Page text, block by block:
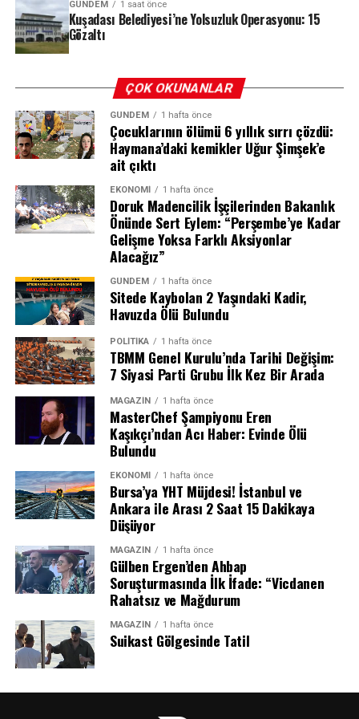
doldurmuş olup da 15 yaşını doldurmamış çocuklar,
fiilin hukuki anlam ve sonuçlarını algılayamaması veya
davranışlarını yönlendirme yeteneğinin yeterince
gelişmemiş olması halinde ceza sorumluluğu
taşımayacak. Ancak bu kişiler hakkında çocuklara özgü
güvenlik tedbirlerine hükmolunacak.
Fiilin hukuki anlam ve sonuçlarını algılama ve
davranışlarını yönlendirme yeteneğinin varlığı halinde
ise ceza rejimi suçun ağırlığına göre belirlenecek:
· Ağırlaştırılmış müebbet gerektiren suçlarda: 13 yıldan
18 yıla kadar hapis
· Müebbet hapis gerektiren suçlarda: 10 yıldan 12 yıla
kadar hapis
· Diğer cezaların yarısı indirilecek ve her fiil için verilecek
hapis cezası 9 yılı geçemeyecek
REKLAM
Terör Örgütleriyle Mücadelede Kararlılık
Mesajı
Toplantının en önemli gündem maddelerinden biri,
Türkiye’nin milli birlik ve beraberliğine yönelik tehditler
oldu. Kurulda, başta PKK/KCK-PYD/YPG, FETÖ ve DEAŞ
olmak üzere tüm terör örgütlerine karşı yurt içinde ve
sınır ötesinde yürütülen operasyonlar detaylı şekilde
değerlendirildi.Kurula, son dönemdeki uluslararası
gelişmeler ışığında terörle mücadelede izlenen strateji
“Terörsüz Türkiye” Hedefinde Tarihi
MGK bildirisinde, Terörsüz Türkiye ve Terörsüz Bölge
GÜNDEM 1 saat önce
Kuşadası Belediyesi’ne Yolsuzluk Operasyonu: 15
Gözaltı
ÇOK OKUNANLAR
GÜNDEM 1 hafta önce
Çocuklarının ölümü 6 yıllık sırrı çözdü:
Haymana’daki kemikler Uğur Şimşek’e
ait çıktı
EKONOMI 1 hafta önce
Doruk Madencilik İşçilerinden Bakanlık
Önünde Sert Eylem: “Perşembe’ye Kadar
Gelişme Yoksa Farklı Aksiyonlar
Alacağız”
GÜNDEM 1 hafta önce
Sitede Kaybolan 2 Yaşındaki Kadir,
Havuzda Ölü Bulundu
POLITIKA 1 hafta önce
TBMM Genel Kurulu’nda Tarihi Değişim:
7 Siyasi Parti Grubu İlk Kez Bir Arada
MAGAZIN 1 hafta önce
MasterChef Şampiyonu Eren
Kaşıkçı’ndan Acı Haber: Evinde Ölü
Bulundu
EKONOMI 1 hafta önce
Bursa’ya YHT Müjdesi! İstanbul ve
Ankara ile Arası 2 Saat 15 Dakikaya
Düşüyor
MAGAZIN 1 hafta önce
Gülben Ergen’den Ahbap
Soruşturmasında İlk İfade: “Vicdanen
Rahatsız ve Mağdurum
MAGAZIN 1 hafta önce
Suikast Gölgesinde Tatil